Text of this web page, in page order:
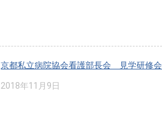
京都私立病院協会看護部長会 見学研修会
2018年11月9日